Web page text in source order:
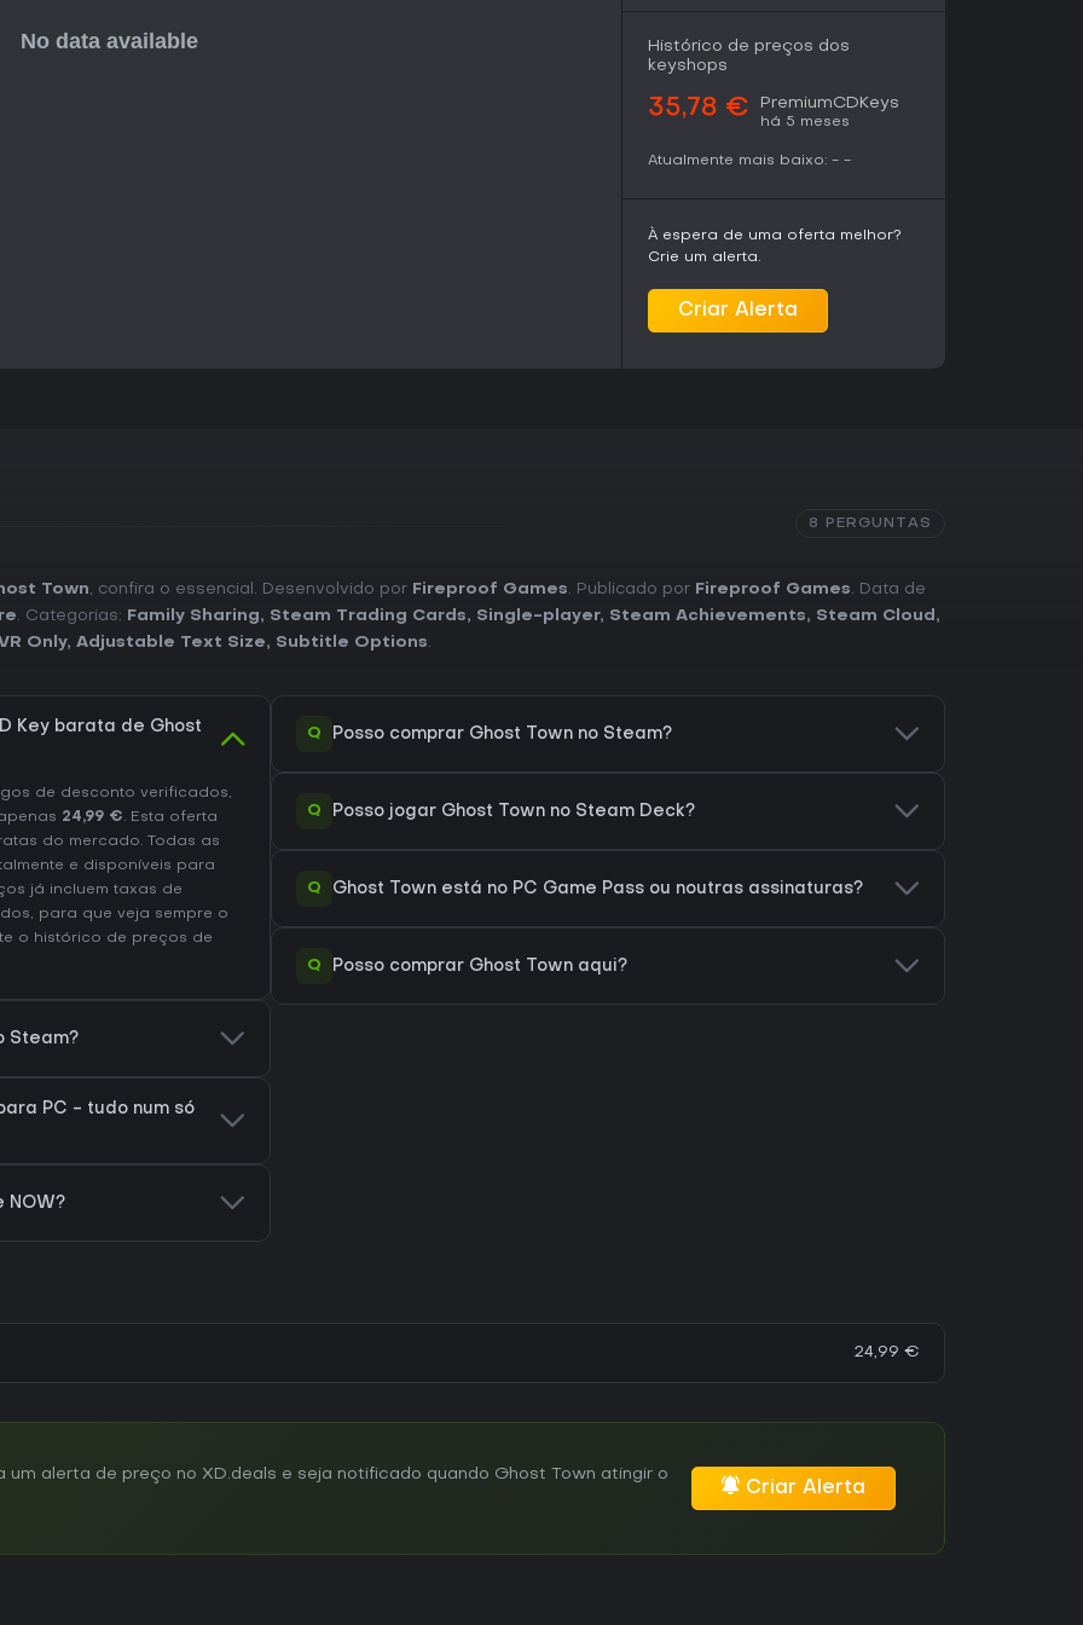
Histórico de preços dos
keyshops
35,78 € PremiumCDKeys
há 5 meses
Atualmente mais baixo: - -
À espera de uma oferta melhor?
Crie um alerta.
Criar Alerta
8 PERGUNTAS
Town, confira o essencial. Desenvolvido por Fireproof Games. Publicado por Fireproof Games. Data de
. Categorias: Family Sharing, Steam Trading Cards, Single-player, Steam Achievements, Steam Cloud ,
Only, Adjustable Text Size, Subtitle Options.
Key barata de Ghost
de desconto verificados,
24,99 €. Esta oferta
do mercado. Todas as
e disponíveis para
já incluem taxas de
para que veja sempre o
o histórico de preços de
Steam?
PC - tudo num só
NOW?
Q Posso comprar Ghost Town no Steam?
Q Posso jogar Ghost Town no Steam Deck?
Q Ghost Town está no PC Game Pass ou noutras assinaturas?
Q Posso comprar Ghost Town aqui?
24,99 €
um alerta de preço no XD.deals e seja notificado quando Ghost Town atingir o
Criar Alerta